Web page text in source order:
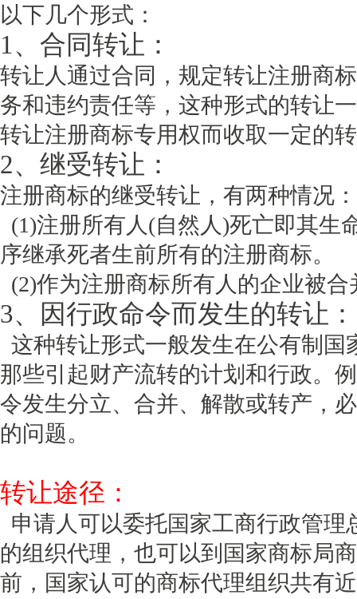
以下几个形式：
1、合同转让：
转让人通过合同，规定转让注册商
务和违约责任等，这种形式的转让
转让注册商标专用权而收取一定的
2、继受转让：
注册商标的继受转让，有两种情况：
(1)注册所有人(自然人)死亡即其生
序继承死者生前所有的注册商标。
(2)作为注册商标所有人的企业被
3、因行政命令而发生的转让：
这种转让形式一般发生在公有制
那些引起财产流转的计划和行政。
令发生分立、合并、解散或转产，
的问题。
转让途径：
申请人可以委托国家工商行政管
的组织代理，也可以到国家商标局
前，国家认可的商标代理组织共有